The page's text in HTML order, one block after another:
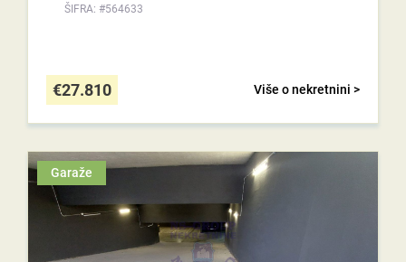
ŠIFRA: #564633
Više o nekretnini >
€27.810
Garaže